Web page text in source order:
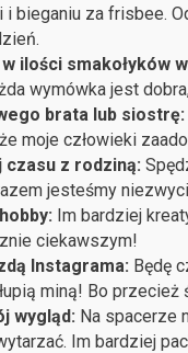
i bieganiu za frisbee.
ilości smakołyków
wymówka jest
brata lub siostrę:
moje człowieki
czasu z rodziną:
jesteśmy
Im bardziej
ciekawszym!
Instagrama: Będę
miną! Bo
wygląd: Na spacerze
Im bardziej